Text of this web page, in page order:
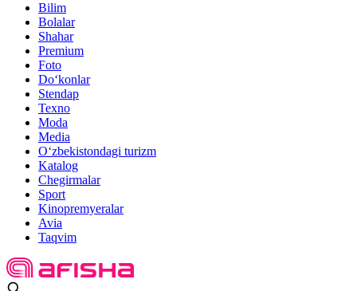
Bilim
Bolalar
Shahar
Premium
Foto
Do‘konlar
Stendap
Texno
Moda
Media
O‘zbekistondagi turizm
Katalog
Chegirmalar
Sport
Kinopremyeralar
Avia
Taqvim